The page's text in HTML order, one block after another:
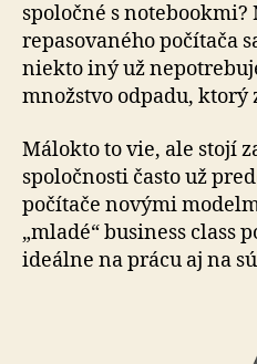
spoločné s
repasovaného počítača
niekto iný už
množstvo odpadu, ktorý
Málokto to vie, ale stojí
spoločnosti často už
počítače novými
„mladé“ business class
ideálne na prácu aj na